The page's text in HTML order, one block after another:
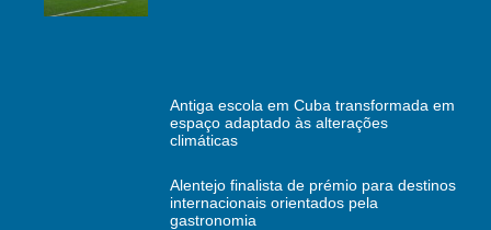
Antiga escola em Cuba transformada em
espaço adaptado às alterações
climáticas
Alentejo finalista de prémio para destinos
internacionais orientados pela
gastronomia